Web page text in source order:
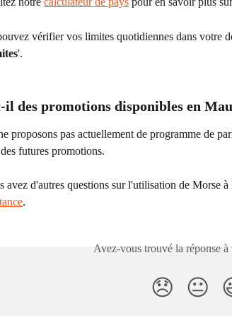
vérifier vos limites quotidiennes dans votre
'.
il des promotions disponibles en
proposons pas actuellement de programme de
futures promotions.
avez d'autres questions sur l'utilisation de Morse
.
Avez-vous trouvé la réponse à
😞 😐